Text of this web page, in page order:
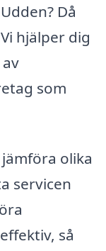
Då
hjälper dig
som
olika
servicen
så